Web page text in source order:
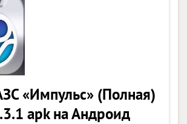
«Импульс» (Полная)
apk на Андроид